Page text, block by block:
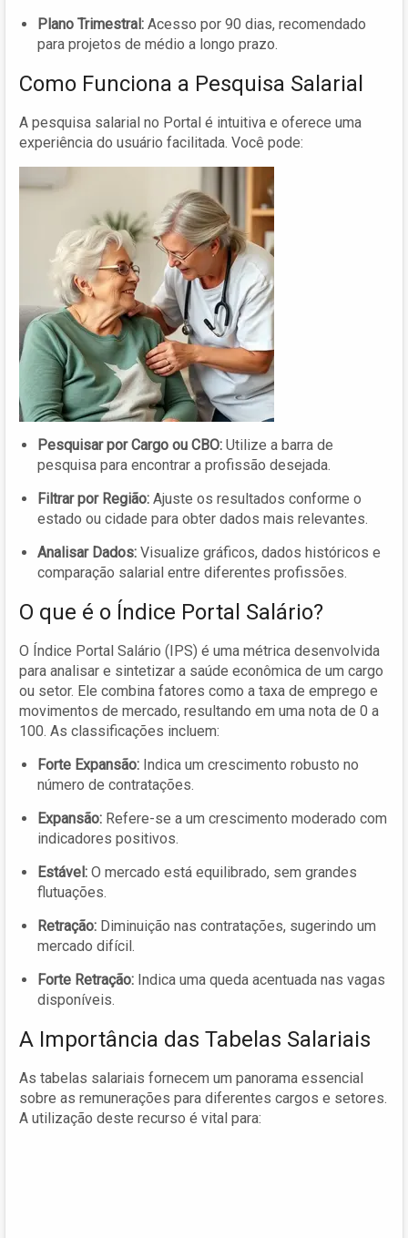
Plano Trimestral: Acesso por 90 dias, recomendado
para projetos de médio a longo prazo.
Como Funciona a Pesquisa Salarial
A pesquisa salarial no Portal é intuitiva e oferece uma
experiência do usuário facilitada. Você pode:
Pesquisar por Cargo ou CBO: Utilize a barra de
pesquisa para encontrar a profissão desejada.
Filtrar por Região: Ajuste os resultados conforme o
estado ou cidade para obter dados mais relevantes.
Analisar Dados: Visualize gráficos, dados históricos e
comparação salarial entre diferentes profissões.
O que é o Índice Portal Salário?
O Índice Portal Salário (IPS) é uma métrica desenvolvida
para analisar e sintetizar a saúde econômica de um cargo
ou setor. Ele combina fatores como a taxa de emprego e
movimentos de mercado, resultando em uma nota de 0 a
100. As classificações incluem:
Forte Expansão: Indica um crescimento robusto no
número de contratações.
Expansão: Refere-se a um crescimento moderado com
indicadores positivos.
Estável: O mercado está equilibrado, sem grandes
flutuações.
Retração: Diminuição nas contratações, sugerindo um
mercado difícil.
Forte Retração: Indica uma queda acentuada nas vagas
disponíveis.
A Importância das Tabelas Salariais
As tabelas salariais fornecem um panorama essencial
sobre as remunerações para diferentes cargos e setores.
A utilização deste recurso é vital para: